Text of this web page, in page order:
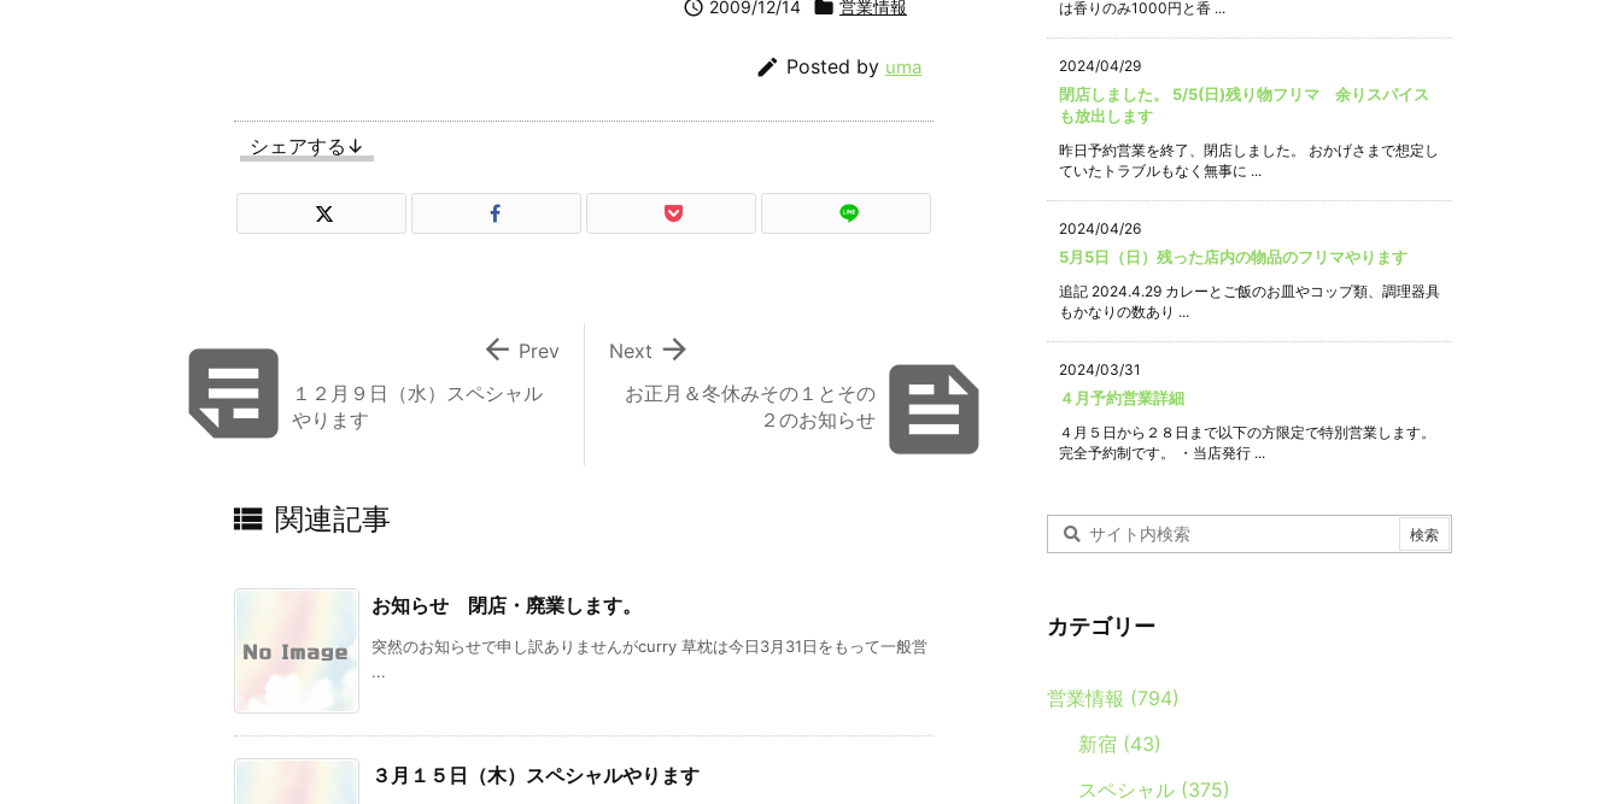
 2009/12/14  営業情報
 Posted by uma
シェアする↓

お正月＆冬休みその１とその
２のお知らせ

Next
１２月９日（水）スペシャル
やります
 Prev
 関連記事
お知らせ 閉店・廃業します。
突然のお知らせで申し訳ありませんがcurry 草枕は今日3月31日をもって一般営
...
３月１５日（木）スペシャルやります
は香りのみ1000円と香 ...
2024/04/29
閉店しました。 5/5(日)残り物フリマ 余りスパイス
も放出します
昨日予約営業を終了、閉店しました。 おかげさまで想定し
ていたトラブルもなく無事に ...
2024/04/26
5月5日（日）残った店内の物品のフリマやります
追記 2024.4.29 カレーとご飯のお皿やコップ類、調理器具
もかなりの数あり ...
2024/03/31
４月予約営業詳細
４月５日から２８日まで以下の方限定で特別営業します。
完全予約制です。 ・当店発行 ...
カテゴリー
営業情報 (794)
新宿 (43)
スペシャル (375)